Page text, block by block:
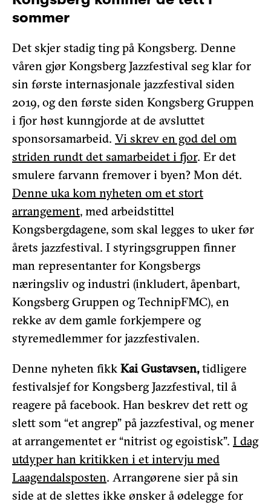
sommer
Det skjer stadig ting på Kongsberg. Denne
våren gjør Kongsberg Jazzfestival seg klar for
sin første internasjonale jazzfestival siden
2019, og den første siden Kongsberg Gruppen
i fjor høst kunngjorde at de avsluttet
sponsorsamarbeid. Vi skrev en god del om
striden rundt det samarbeidet i fjor. Er det
smulere farvann fremover i byen? Mon dét.
Denne uka kom nyheten om et stort
arrangement, med arbeidstittel
Kongsbergdagene, som skal legges to uker før
årets jazzfestival. I styringsgruppen finner
man representanter for Kongsbergs
næringsliv og industri (inkludert, åpenbart,
Kongsberg Gruppen og TechnipFMC), en
rekke av dem gamle forkjempere og
styremedlemmer for jazzfestivalen.
Denne nyheten fikk Kai Gustavsen,tidligere
festivalsjef for Kongsberg Jazzfestival, til å
reagere på facebook. Han beskrev det rett og
slett som “et angrep” på jazzfestival, og mener
at arrangementet er “nitrist og egoistisk”. I dag
utdyper han kritikken i et intervju med
Laagendalsposten. Arrangørene sier på sin
side at de slettes ikke ønsker å ødelegge for